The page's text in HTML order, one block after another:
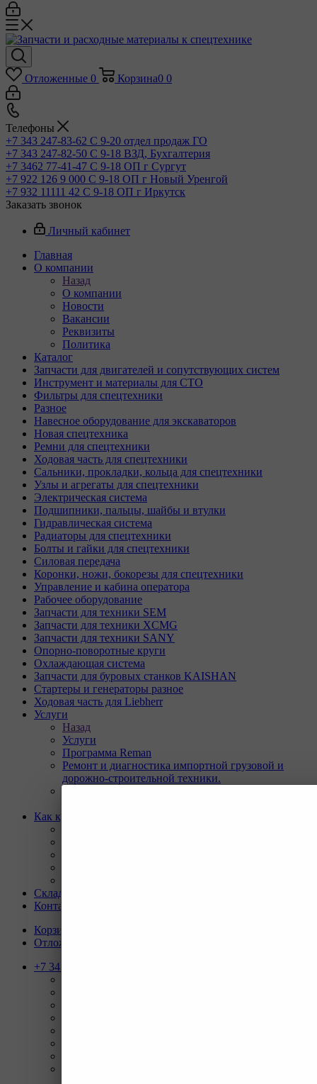
Отложенные 0 Корзина0 0
Телефоны
+7 343 247-83-62 С 9-20 отдел продаж ГО
+7 343 247-82-50 С 9-18 ВЗД, Бухгалтерия
+7 3462 77-41-47 С 9-18 ОП г Сургут
+7 922 126 9 000 С 9-18 ОП г Новый Уренгой
+7 932 11111 42 С 9-18 ОП г Иркутск
Заказать звонок
Личный кабинет
Главная
О компании
Назад
О компании
Новости
Вакансии
Реквизиты
Политика
Каталог
Запчасти для двигателей и сопутствующих систем
Инструмент и материалы для СТО
Фильтры для спецтехники
Разное
Навесное оборудование для экскаваторов
Новая спецтехника
Ремни для спецтехники
Ходовая часть для спецтехники
Сальники, прокладки, кольца для спецтехники
Узлы и агрегаты для спецтехники
Электрическая система
Подшипники, пальцы, шайбы и втулки
Гидравлическая система
Радиаторы для спецтехники
Болты и гайки для спецтехники
Силовая передача
Коронки, ножи, бокорезы для спецтехники
Управление и кабина оператора
Рабочее оборудование
Запчасти для техники SEM
Запчасти для техники XCMG
Запчасти для техники SANY
Опорно-поворотные круги
Охлаждающая система
Запчасти для буровых станков KAISHAN
Стартеры и генераторы разное
Ходовая часть для Liebherr
Услуги
Назад
Услуги
Программа Reman
Ремонт и диагностика импортной грузовой и
дорожно-строительной техники.
Как купить
Склады
Контакты
Корзина
Отложенные
+7 343 247-83-62